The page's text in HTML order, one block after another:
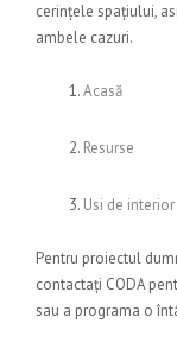
cerințele spațiului,
ambele cazuri.
Acasă
Resurse
Usi de
Pentru proiectul
contactați CODA
sau a programa o